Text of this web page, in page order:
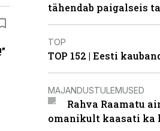
tähendab paigalseis
TOP
TOP 152 | Eesti
MAJANDUSTULEMUSED
Rahva Raamatu
omanikult kaasati ka